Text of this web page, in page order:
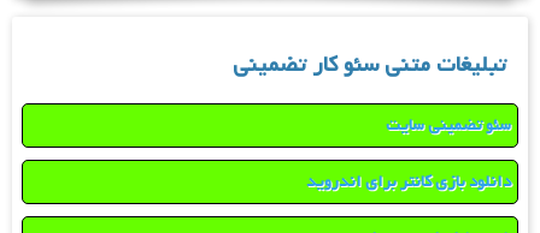
تبلیغات متنی سئو کار تضمینی
سئو تضمینی سایت
دانلود بازی کانتر برای اندروید